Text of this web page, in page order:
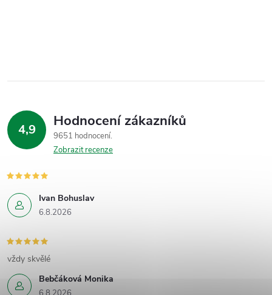
4,9 Hodnocení zákazníků
9651 hodnocení
Zobrazit recenze
Ivan Bohuslav
6.8.2026
Bebčáková Monika
vždy skvělé